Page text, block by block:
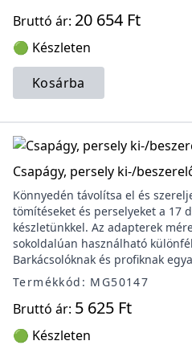
Bruttó ár: 20 654 Ft
🟢 Készleten
Kosárba
Csapágy, persely ki-/
Könnyedén távolítsa el és
tömítéseket és perselyeket a 17
készletünkkel. Az adapterek
sokoldalúan használható
Barkácsolóknak és profiknak
Termékkód: MG50147
Bruttó ár: 5 625 Ft
🟢 Készleten